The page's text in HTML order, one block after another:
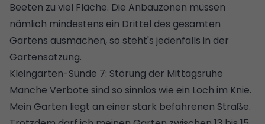
Beeten zu viel Fläche. Die Anbauzonen müssen
nämlich mindestens ein Drittel des gesamten
Gartens ausmachen, so steht's jedenfalls in der
Gartensatzung.
Kleingarten-Sünde 7: Störung der Mittagsruhe
Manche Verbote sind so sinnlos wie ein Loch im Knie.
Mein Garten liegt an einer stark befahrenen Straße.